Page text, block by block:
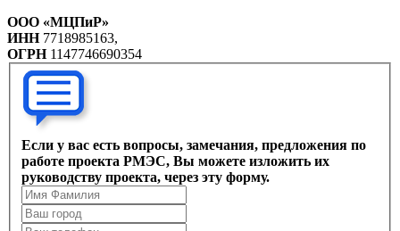
ООО «МЦПиР»
ИНН7718985163,
ОГРН1147746690354
Если у вас есть вопросы, замечания, предложения по
работе проекта РМЭС, Вы можете изложить их
руководству проекта, через эту форму.